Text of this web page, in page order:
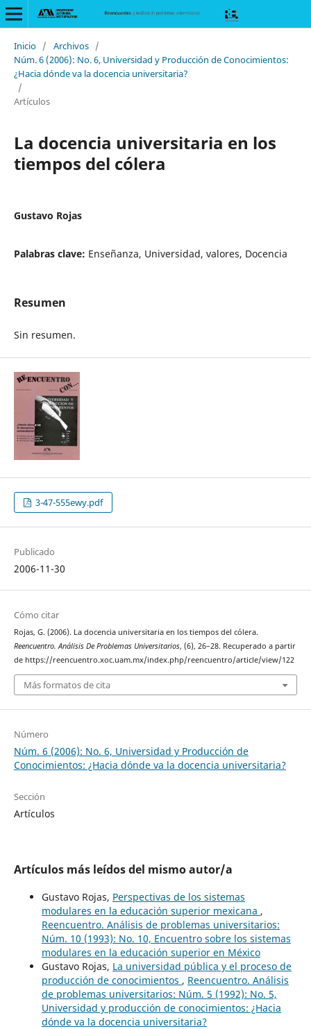
Inicio / Archivos /
Núm. 6 (2006): No. 6, Universidad y Producción de Conocimientos:
¿Hacia dónde va la docencia universitaria?
/
Artículos
La docencia universitaria en los
tiempos del cólera
Gustavo Rojas
Palabras clave: Enseñanza, Universidad, valores, Docencia
Resumen
Sin resumen.
3-47-555ewy.pdf
Publicado
2006-11-30
Cómo citar
Rojas, G. (2006). La docencia universitaria en los tiempos del cólera.
Reencuentro. Análisis De Problemas Universitarios, (6), 26–28. Recuperado a partir
de https://reencuentro.xoc.uam.mx/index.php/reencuentro/article/view/122
Más formatos de cita
Número
Núm. 6 (2006): No. 6, Universidad y Producción de
Conocimientos: ¿Hacia dónde va la docencia universitaria?
Sección
Artículos
Artículos más leídos del mismo autor/a
Gustavo Rojas, Perspectivas de los sistemas
modulares en la educación superior mexicana ,
Reencuentro. Análisis de problemas universitarios:
Núm. 10 (1993): No. 10, Encuentro sobre los sistemas
modulares en la educación superior en México
Gustavo Rojas, La universidad pública y el proceso de
producción de conocimientos , Reencuentro. Análisis
de problemas universitarios: Núm. 5 (1992): No. 5,
Universidad y producción de conocimientos: ¿Hacia
dónde va la docencia universitaria?